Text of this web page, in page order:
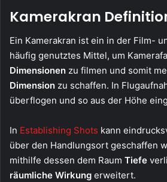
Kamerakran
Ein Kamerakran ist ein in der Film-
häufig genutztes Mittel, um
Dimensionen zu filmen und somit
Dimension zu schaffen. In
überflogen und so aus der Höhe
In Establishing Shots kann
über den Handlungsort geschaffen
mithilfe dessen dem Raum Tiefe
räumliche Wirkung erweitert.